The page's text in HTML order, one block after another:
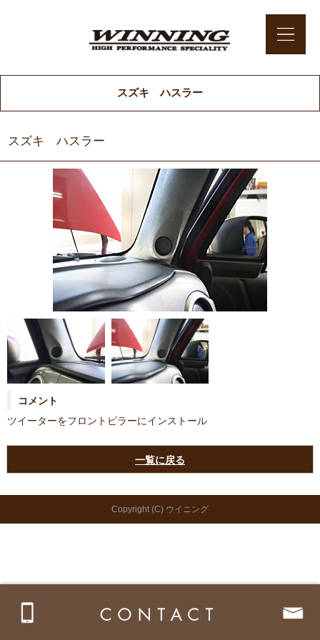
スズキ ハスラー
スズキ ハスラー
コメント
ツイーターをフロントピラーにインストール
一覧に戻る
Copyright (C) ウイニング